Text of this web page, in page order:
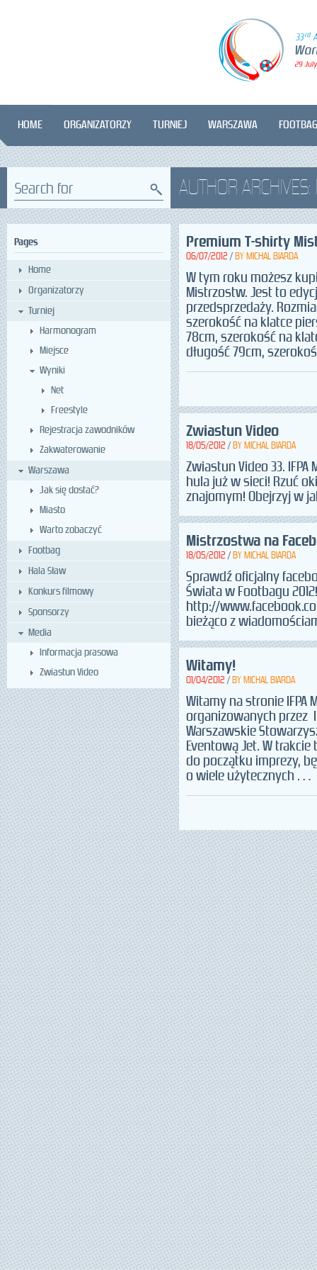
HOME ORGANIZATORZY TURNIEJ WARSZAWA FOOTBAG
Search for
Pages
Home
Organizatorzy
Turniej
Harmonogram
Miejsce
Wyniki
Net
Freestyle
Rejestracja zawodników
Zakwaterowanie
Warszawa
Jak się dostać?
Miasto
Warto zobaczyć
Footbag
Hala Sław
Konkurs filmowy
Sponsorzy
Media
Informacja prasowa
Zwiastun Video
AUTHOR
Premium T-shirty
06/07/2012 / BY MICHAL BIARDA
W tym roku możesz
Mistrzostw. Jest to
przedsprzedaży.
szerokość na klatce
78cm, szerokość na
długość 79cm,
Zwiastun Video
18/05/2012 / BY MICHAL BIARDA
Zwiastun Video 33.
hula już w sieci! Rzuć
znajomym! Obejrzyj w
Mistrzostwa na
18/05/2012 / BY MICHAL BIARDA
Sprawdź oficjalny
Świata w Footbagu 2012!
http://
bieżąco z
Witamy!
01/04/2012 / BY MICHAL BIARDA
Witamy na stronie IFPA
organizowanych przez
Warszawskie
Eventową Jet. W
do początku imprezy,
o wiele użytecznych …